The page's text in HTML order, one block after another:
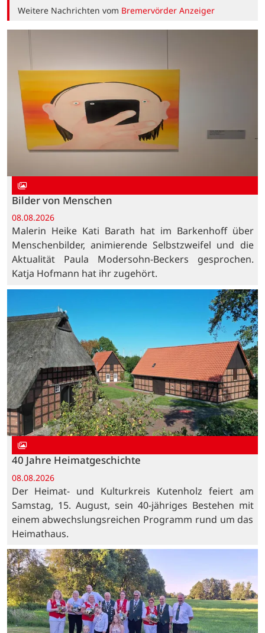
Weitere Nachrichten vom Bremervörder Anzeiger
Bilder von Menschen
08.08.2026
Malerin Heike Kati Barath hat im Barkenhoff über
Menschenbilder, animierende Selbstzweifel und die
Aktualität Paula Modersohn-Beckers gesprochen.
Katja Hofmann hat ihr zugehört.
40 Jahre Heimatgeschichte
08.08.2026
Der Heimat- und Kulturkreis Kutenholz feiert am
Samstag, 15. August, sein 40-jähriges Bestehen mit
einem abwechslungsreichen Programm rund um das
Heimathaus.